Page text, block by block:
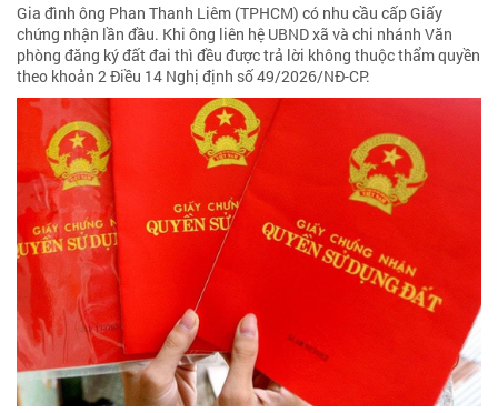
Gia đình ông Phan Thanh Liêm (TPHCM) có nhu cầu cấp Giấy
chứng nhận lần đầu. Khi ông liên hệ UBND xã và chi nhánh Văn
phòng đăng ký đất đai thì đều được trả lời không thuộc thẩm quyền
theo khoản 2 Điều 14 Nghị định số 49/2026/NĐ-CP.